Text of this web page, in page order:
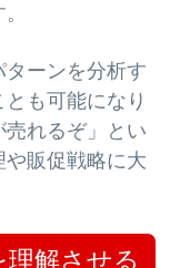
ターンを分析す
とも可能になり
売れるぞ」とい
や販促戦略に大
解させる